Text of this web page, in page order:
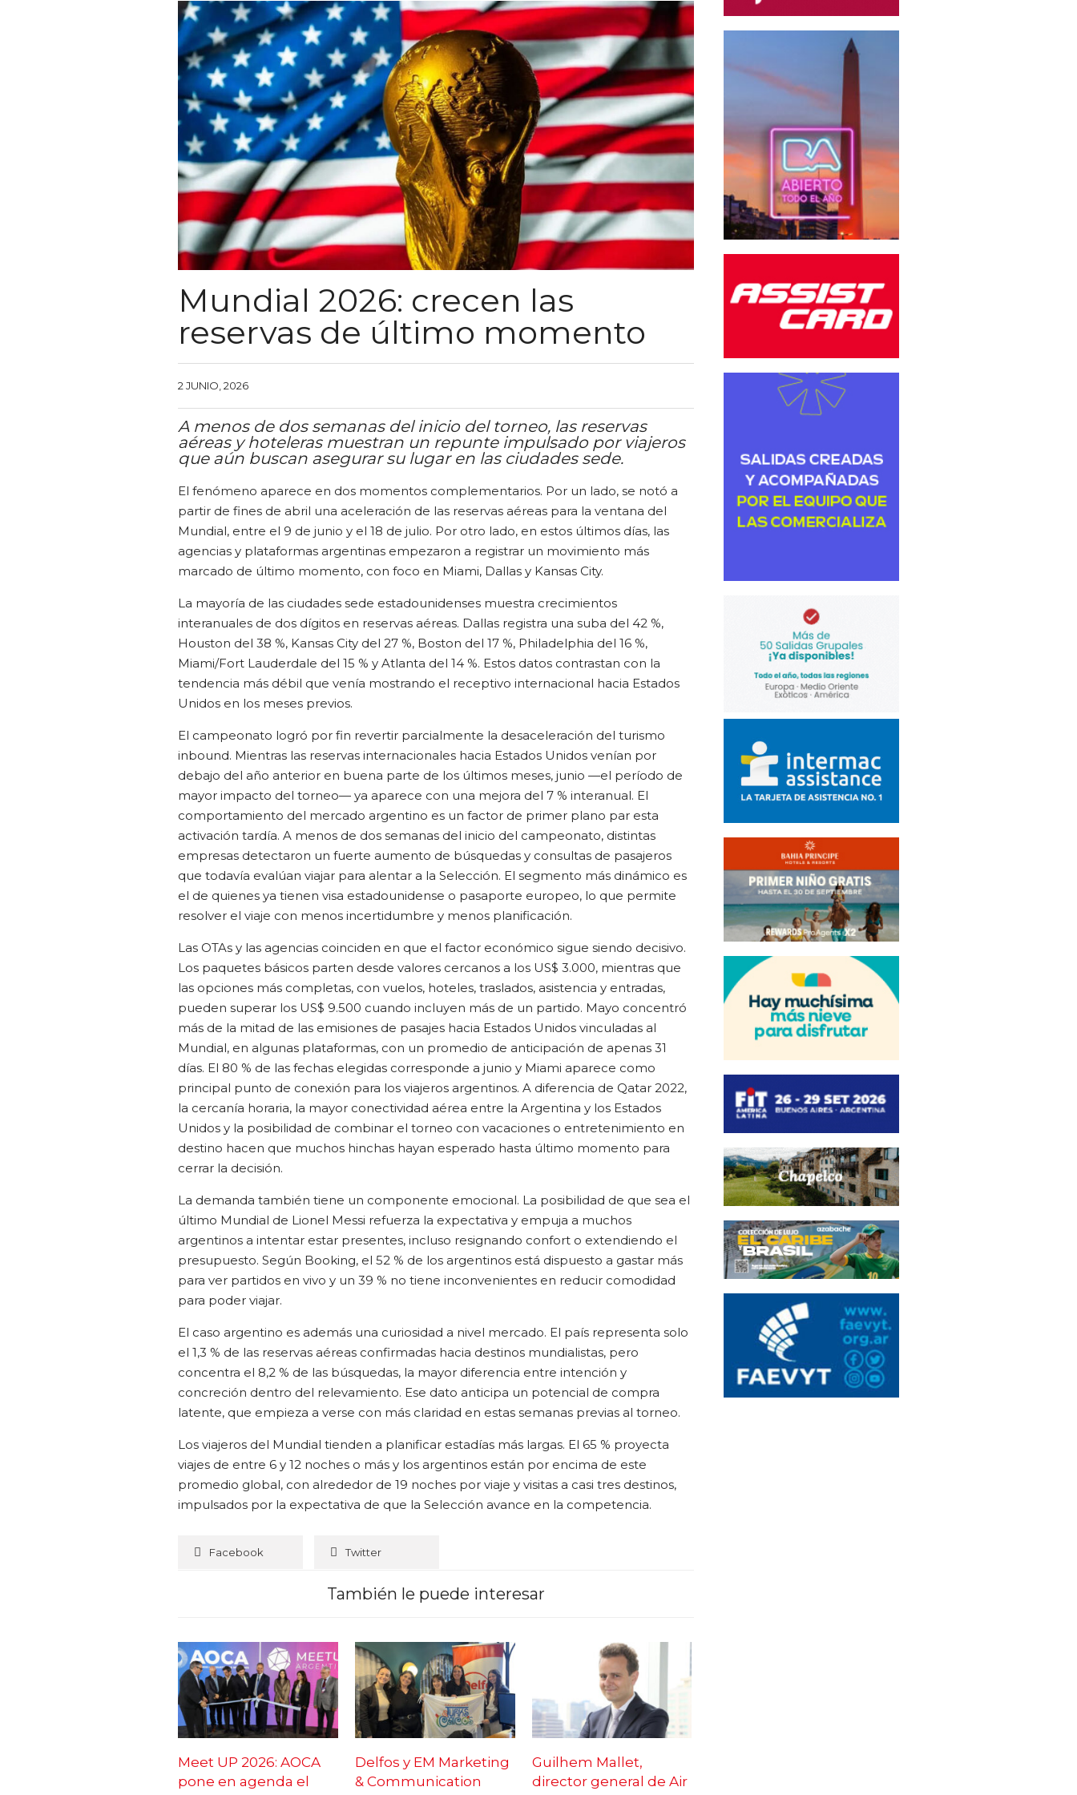
Mundial 2026: crecen las
reservas de último momento
2 JUNIO, 2026
A menos de dos semanas del inicio del torneo, las reservas
aéreas y hoteleras muestran un repunte impulsado por viajeros
que aún buscan asegurar su lugar en las ciudades sede.
El fenómeno aparece en dos momentos complementarios. Por un lado, se notó a
partir de fines de abril una aceleración de las reservas aéreas para la ventana del
Mundial, entre el 9 de junio y el 18 de julio. Por otro lado, en estos últimos días, las
agencias y plataformas argentinas empezaron a registrar un movimiento más
marcado de último momento, con foco en Miami, Dallas y Kansas City.
La mayoría de las ciudades sede estadounidenses muestra crecimientos
interanuales de dos dígitos en reservas aéreas. Dallas registra una suba del 42 %,
Houston del 38 %, Kansas City del 27 %, Boston del 17 %, Philadelphia del 16 %,
Miami/Fort Lauderdale del 15 % y Atlanta del 14 %. Estos datos contrastan con la
tendencia más débil que venía mostrando el receptivo internacional hacia Estados
Unidos en los meses previos.
El campeonato logró por fin revertir parcialmente la desaceleración del turismo
inbound. Mientras las reservas internacionales hacia Estados Unidos venían por
debajo del año anterior en buena parte de los últimos meses, junio —el período de
mayor impacto del torneo— ya aparece con una mejora del 7 % interanual. El
comportamiento del mercado argentino es un factor de primer plano par esta
activación tardía. A menos de dos semanas del inicio del campeonato, distintas
empresas detectaron un fuerte aumento de búsquedas y consultas de pasajeros
que todavía evalúan viajar para alentar a la Selección. El segmento más dinámico es
el de quienes ya tienen visa estadounidense o pasaporte europeo, lo que permite
resolver el viaje con menos incertidumbre y menos planificación.
Las OTAs y las agencias coinciden en que el factor económico sigue siendo decisivo.
Los paquetes básicos parten desde valores cercanos a los US$ 3.000, mientras que
las opciones más completas, con vuelos, hoteles, traslados, asistencia y entradas,
pueden superar los US$ 9.500 cuando incluyen más de un partido. Mayo concentró
más de la mitad de las emisiones de pasajes hacia Estados Unidos vinculadas al
Mundial, en algunas plataformas, con un promedio de anticipación de apenas 31
días. El 80 % de las fechas elegidas corresponde a junio y Miami aparece como
principal punto de conexión para los viajeros argentinos. A diferencia de Qatar 2022,
la cercanía horaria, la mayor conectividad aérea entre la Argentina y los Estados
Unidos y la posibilidad de combinar el torneo con vacaciones o entretenimiento en
destino hacen que muchos hinchas hayan esperado hasta último momento para
cerrar la decisión.
La demanda también tiene un componente emocional. La posibilidad de que sea el
último Mundial de Lionel Messi refuerza la expectativa y empuja a muchos
argentinos a intentar estar presentes, incluso resignando confort o extendiendo el
presupuesto. Según Booking, el 52 % de los argentinos está dispuesto a gastar más
para ver partidos en vivo y un 39 % no tiene inconvenientes en reducir comodidad
para poder viajar.
El caso argentino es además una curiosidad a nivel mercado. El país representa solo
el 1,3 % de las reservas aéreas confirmadas hacia destinos mundialistas, pero
concentra el 8,2 % de las búsquedas, la mayor diferencia entre intención y
concreción dentro del relevamiento. Ese dato anticipa un potencial de compra
latente, que empieza a verse con más claridad en estas semanas previas al torneo.
Los viajeros del Mundial tienden a planificar estadías más largas. El 65 % proyecta
viajes de entre 6 y 12 noches o más y los argentinos están por encima de este
promedio global, con alrededor de 19 noches por viaje y visitas a casi tres destinos,
impulsados por la expectativa de que la Selección avance en la competencia.
Facebook Twitter
También le puede interesar
Meet UP 2026: AOCA
pone en agenda el
Delfos y EM Marketing
& Communication
Guilhem Mallet,
director general de Air